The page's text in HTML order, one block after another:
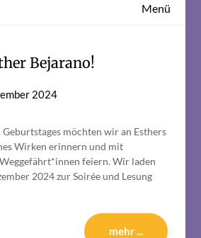
Menü
Bejarano!
2024
möchten wir an Esthers
Wirken erinnern und mit
feiern. Wir laden
2024 zur Soirée und Lesung
mehr ...